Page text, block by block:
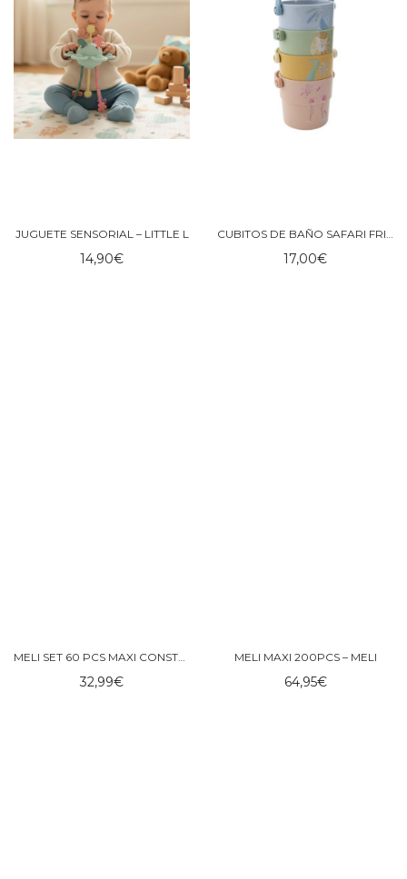
JUGUETE SENSORIAL – LITTLE L
14,90€
CUBITOS DE BAÑO SAFARI FRIENDS – LITTLE DUTCH
17,00€
MELI SET 60 PCS MAXI CONSTRUCTOR – MELI
32,99€
MELI MAXI 200PCS – MELI
64,95€